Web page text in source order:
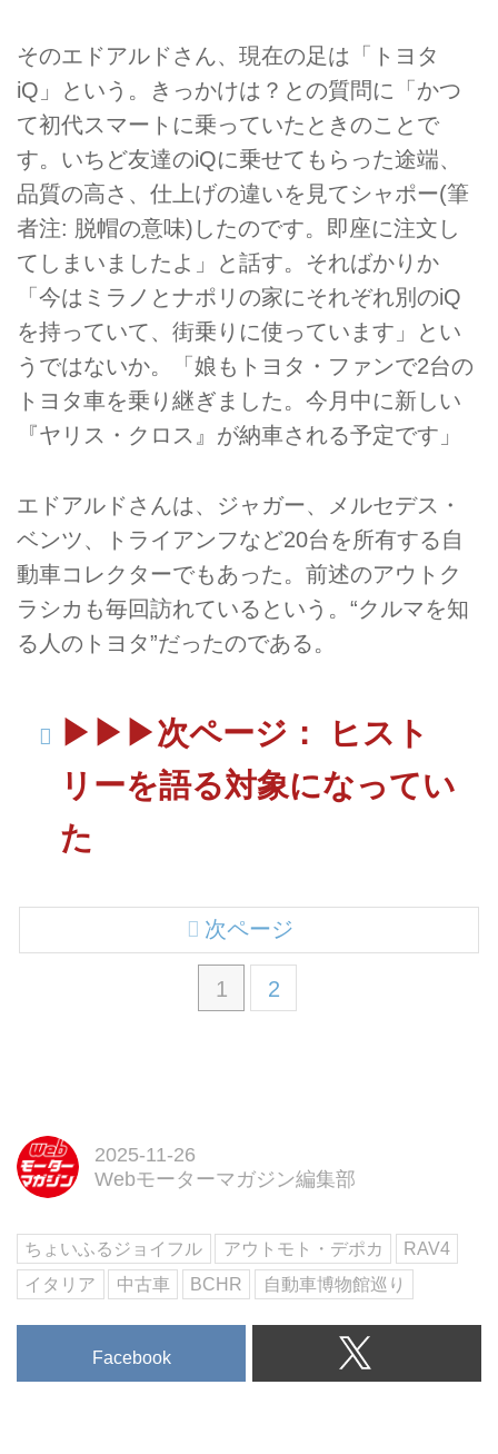
そのエドアルドさん、現在の足は「トヨタ
iQ」という。きっかけは？との質問に「かつ
て初代スマートに乗っていたときのことで
す。いちど友達のiQに乗せてもらった途端、
品質の高さ、仕上げの違いを見てシャポー(筆
者注: 脱帽の意味)したのです。即座に注文し
てしまいましたよ」と話す。そればかりか
「今はミラノとナポリの家にそれぞれ別のiQ
を持っていて、街乗りに使っています」とい
うではないか。「娘もトヨタ・ファンで2台の
トヨタ車を乗り継ぎました。今月中に新しい
『ヤリス・クロス』が納車される予定です」
エドアルドさんは、ジャガー、メルセデス・
ベンツ、トライアンフなど20台を所有する自
動車コレクターでもあった。前述のアウトク
ラシカも毎回訪れているという。“クルマを知
る人のトヨタ”だったのである。
▶︎▶︎▶︎次ページ： ヒスト
リーを語る対象になってい
た
1 2
次ページ
2025-11-26
Webモーターマガジン編集部
ちょいふるジョイフル アウトモト・デポカ
RAV4
イタリア
中古車 BCHR 自動車博物館巡り
Facebook